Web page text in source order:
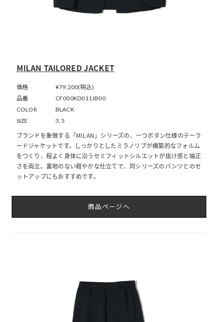
MILAN TAILORED JACKET
価格
¥79,200(税込)
品番
CF000KD011JB00
COLOR
BLACK
SIZE
3, 5
ブランドを象徴する「MILAN」シリーズの、一つボタン仕様のテーラ
ードジャケットです。しっかりとしたミラノリブが構築的なフォルム
をつくり、程よく身体に沿うセミフィットシルエットが抜け感と端正
さを両立。裏地のない軽やかな仕立てで、同シリーズのパンツとのセ
ットアップにもおすすめです。
商品ページへ